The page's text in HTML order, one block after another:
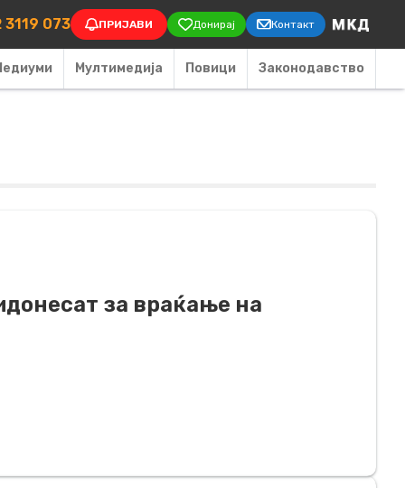
3119 073 ПРИЈАВИ Донирај Контакт
Мултимедија Повици Законодавство
за враќање на